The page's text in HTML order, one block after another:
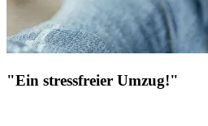
"Ein stressfreier Umzug!"